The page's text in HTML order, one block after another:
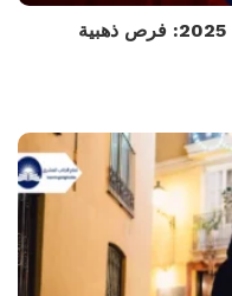
المهن المطلوبة في كندا بدون شهادة 2025: فرص ذهبية